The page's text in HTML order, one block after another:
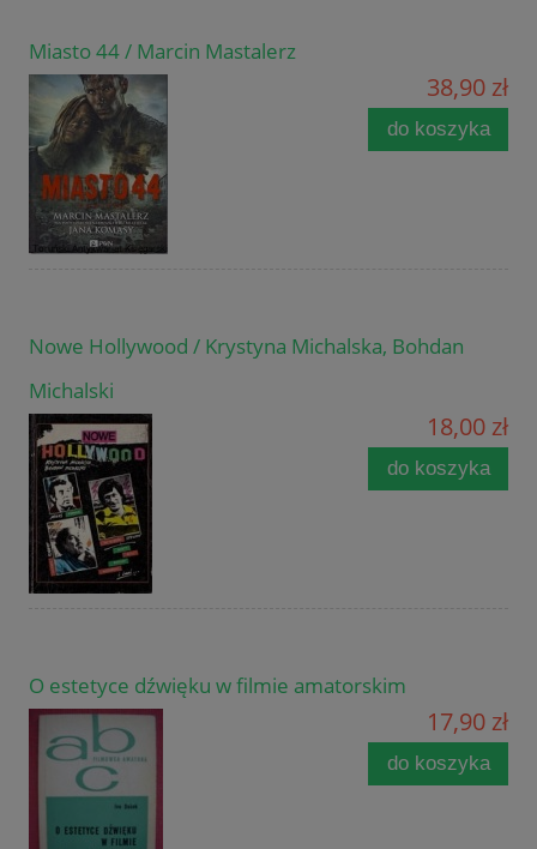
Miasto 44 / Marcin Mastalerz
38,90 zł
do koszyka
Nowe Hollywood / Krystyna Michalska, Bohdan
Michalski
18,00 zł
do koszyka
O estetyce dźwięku w filmie amatorskim
17,90 zł
do koszyka